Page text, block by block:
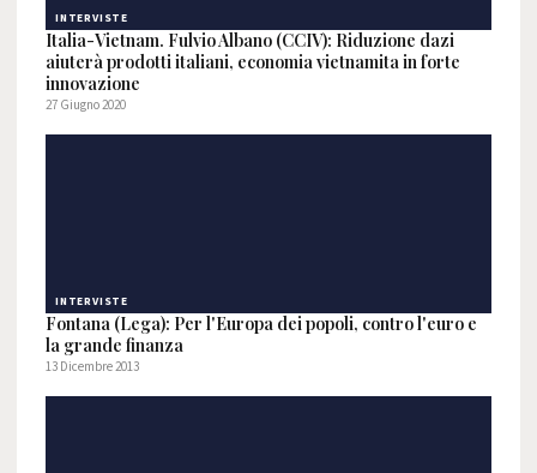
INTERVISTE
Italia-Vietnam. Fulvio Albano (CCIV): Riduzione dazi
aiuterà prodotti italiani, economia vietnamita in forte
innovazione
27 Giugno 2020
INTERVISTE
Fontana (Lega): Per l'Europa dei popoli, contro l'euro e
la grande finanza
13 Dicembre 2013